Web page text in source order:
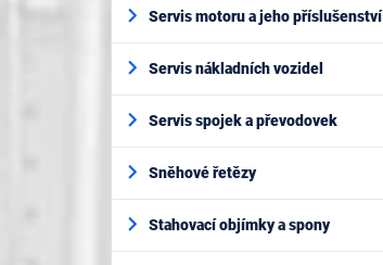
Servis motoru a jeho příslušenství
Servis nákladních vozidel
Servis spojek a převodovek
Sněhové řetězy
Stahovací objímky a spony